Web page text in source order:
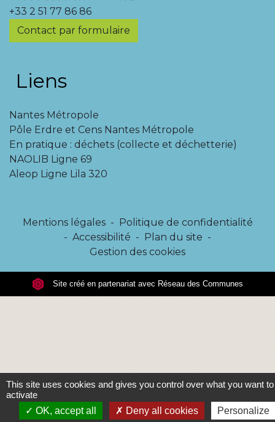
+33 2 51 77 86 86
Contact par formulaire
Liens
Nantes Métropole
Pôle Erdre et Cens Nantes Métropole
En pratique : déchets (collecte et déchetterie)
NAOLIB Ligne 69
Aleop Ligne Lila 320
Mentions légales - Politique de confidentialité
- Accessibilité - Plan du site -
Gestion des cookies
Site créé en partenariat avec Réseau des Communes
This site uses cookies and gives you control over what you want to
activate
OK, accept all
Deny all cookies Personalize